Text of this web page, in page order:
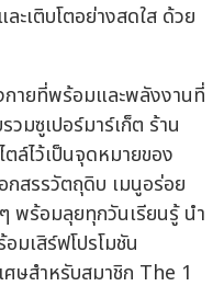
ะเติบโตอย่างสดใส ด้วย
กายที่พร้อมและพลังงานที่
มซูเปอร์มาร์เก็ต ร้าน
ล์ไว้เป็นจุดหมายของ
กสรรวัตถุดิบ เมนูอร่อย
พร้อมลุยทุกวันเรียนรู้ นำ
มเสิร์ฟโปรโมชัน
ษสำหรับสมาชิก The 1